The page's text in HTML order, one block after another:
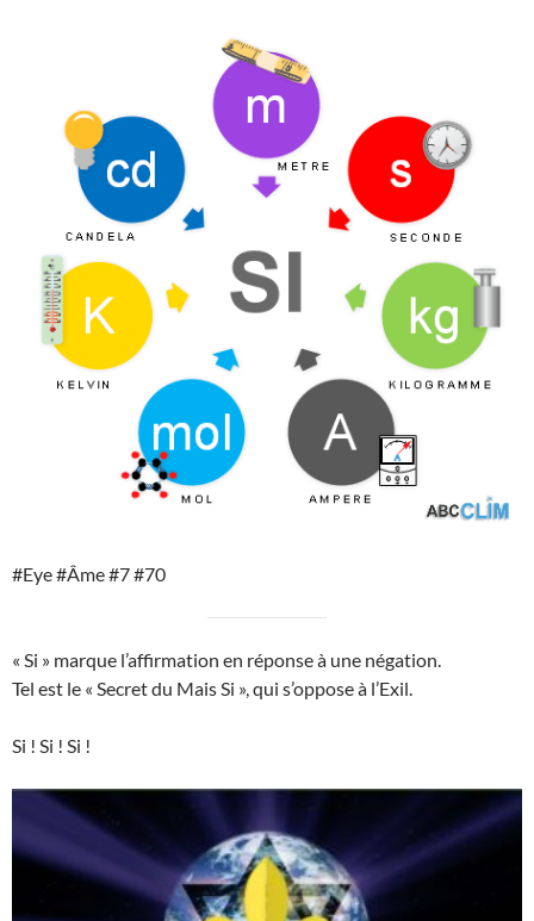
#Eye #Âme #7 #70
« Si » marque l’affirmation en réponse à une négation.
Tel est le « Secret du Mais Si », qui s’oppose à l’Exil.
Si ! Si ! Si !